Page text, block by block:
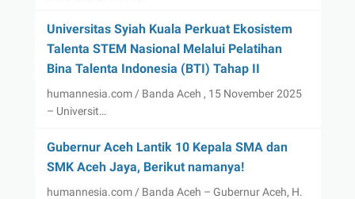
Universitas Syiah Kuala Perkuat Ekosistem
Talenta STEM Nasional Melalui Pelatihan
Bina Talenta Indonesia (BTI) Tahap II
humannesia.com / Banda Aceh , 15 November 2025
– Universit…
Gubernur Aceh Lantik 10 Kepala SMA dan
SMK Aceh Jaya, Berikut namanya!
humannesia.com / Banda Aceh – Gubernur Aceh, H.